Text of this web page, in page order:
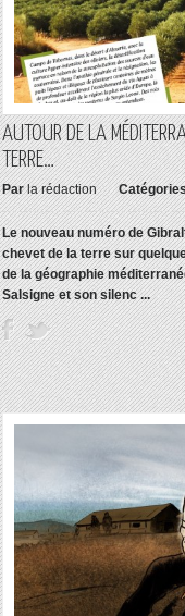
AUTOUR DE LA
TERRE…
Par la rédaction
Le nouveau numéro de
chevet de la terre sur
de la géographie
Salsigne et son silenc ...